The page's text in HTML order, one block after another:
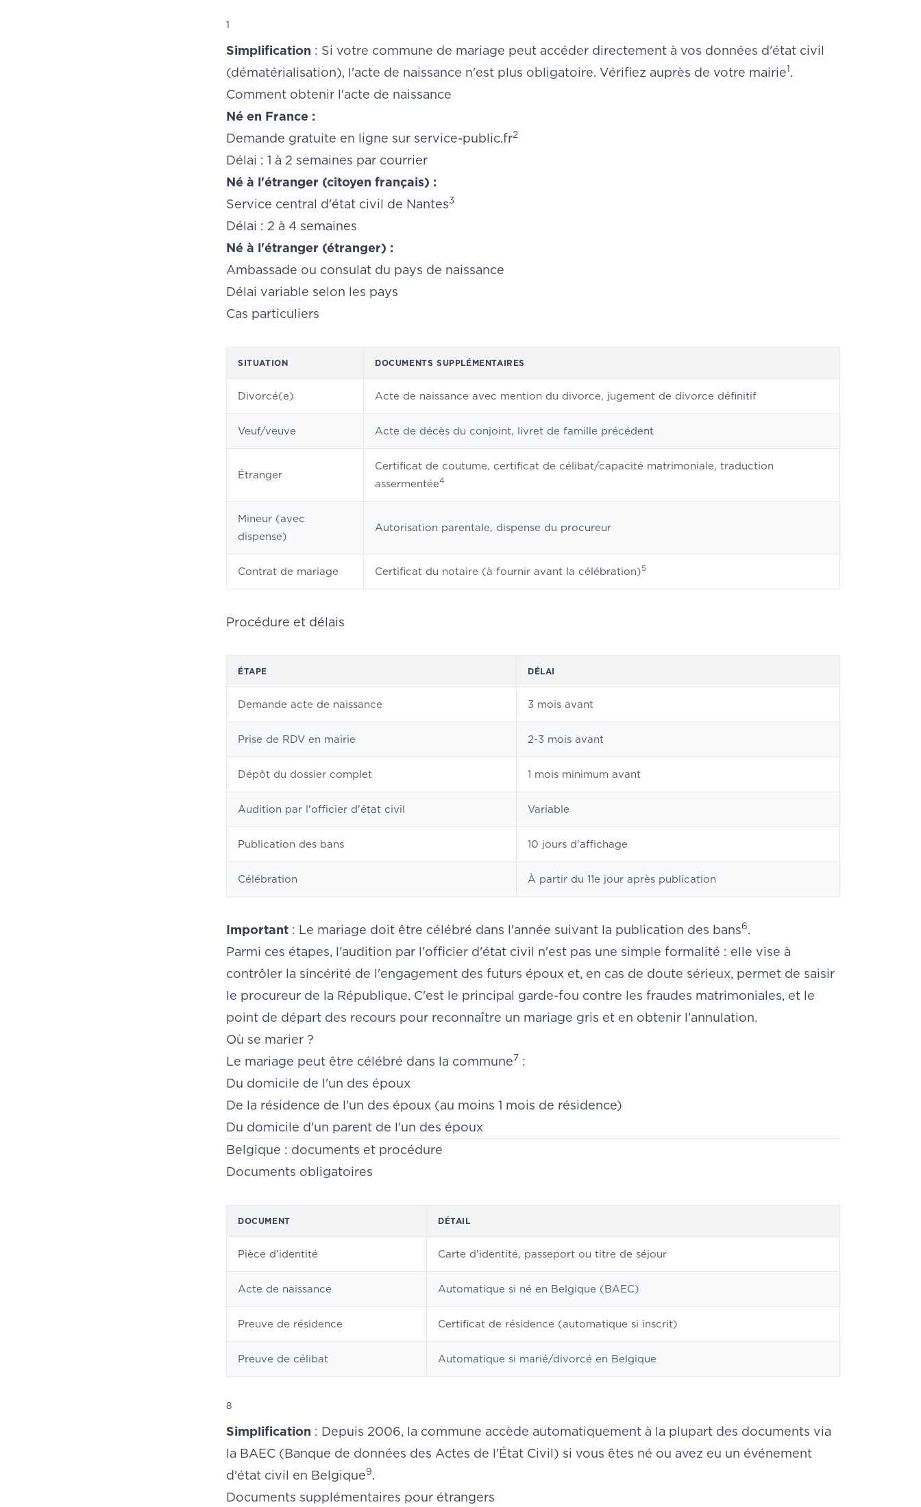
1
Simplification : Si votre commune de mariage peut accéder directement à vos données d'état civil
(dématérialisation), l'acte de naissance n'est plus obligatoire. Vérifiez auprès de votre mairie1.
Comment obtenir l'acte de naissance
Né en France :
Demande gratuite en ligne sur service-public.fr2
Délai : 1 à 2 semaines par courrier
Né à l'étranger (citoyen français) :
Service central d'état civil de Nantes3
Délai : 2 à 4 semaines
Né à l'étranger (étranger) :
Ambassade ou consulat du pays de naissance
Délai variable selon les pays
Cas particuliers
SITUATION DOCUMENTS SUPPLÉMENTAIRES
Divorcé(e) Acte de naissance avec mention du divorce, jugement de divorce définitif
Veuf/veuve Acte de décès du conjoint, livret de famille précédent
Étranger
Certificat de coutume, certificat de célibat/capacité matrimoniale, traduction
assermentée4
Mineur (avec
dispense)
Autorisation parentale, dispense du procureur
Contrat de mariage Certificat du notaire (à fournir avant la célébration)5
Procédure et délais
ÉTAPE DÉLAI
Demande acte de naissance 3 mois avant
Prise de RDV en mairie 2-3 mois avant
Dépôt du dossier complet 1 mois minimum avant
Audition par l'officier d'état civil Variable
Publication des bans 10 jours d'affichage
Célébration À partir du 11e jour après publication
Important : Le mariage doit être célébré dans l'année suivant la publication des bans6.
Parmi ces étapes, l'audition par l'officier d'état civil n'est pas une simple formalité : elle vise à
contrôler la sincérité de l'engagement des futurs époux et, en cas de doute sérieux, permet de saisir
le procureur de la République. C'est le principal garde-fou contre les fraudes matrimoniales, et le
point de départ des recours pour reconnaître un mariage gris et en obtenir l'annulation.
Où se marier ?
Le mariage peut être célébré dans la commune7 :
Du domicile de l'un des époux
De la résidence de l'un des époux (au moins 1 mois de résidence)
Du domicile d'un parent de l'un des époux
Belgique : documents et procédure
Documents obligatoires
DOCUMENT DÉTAIL
Pièce d'identité Carte d'identité, passeport ou titre de séjour
Acte de naissance Automatique si né en Belgique (BAEC)
Preuve de résidence Certificat de résidence (automatique si inscrit)
Preuve de célibat Automatique si marié/divorcé en Belgique
8
Simplification : Depuis 2006, la commune accède automatiquement à la plupart des documents via
la BAEC (Banque de données des Actes de l'État Civil) si vous êtes né ou avez eu un événement
d'état civil en Belgique9.
Documents supplémentaires pour étrangers